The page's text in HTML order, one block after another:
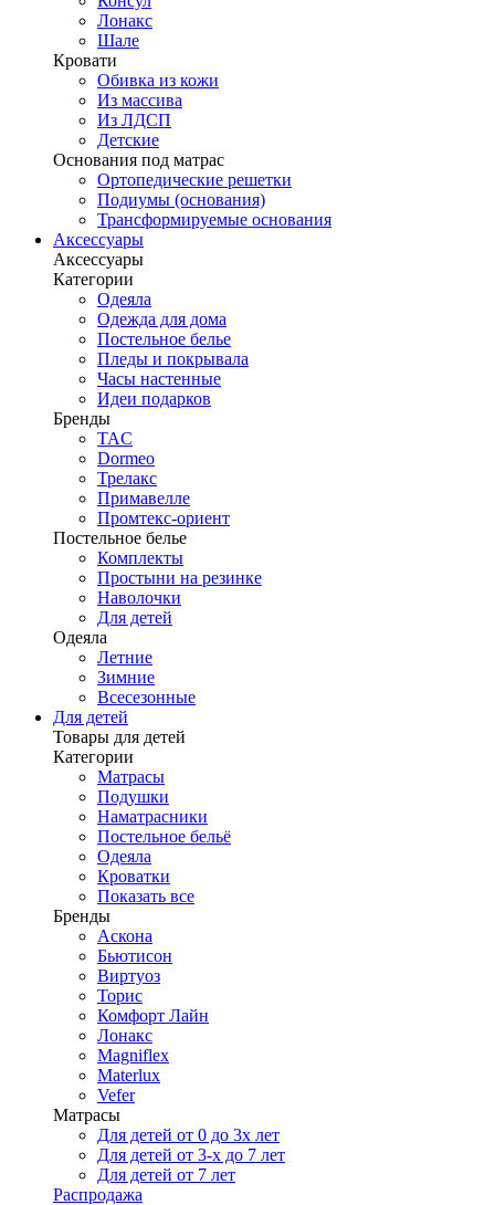
Лонакс
Шале
Кровати
Обивка из кожи
Из массива
Из ЛДСП
Детские
Основания под матрас
Ортопедические решетки
Подиумы (основания)
Трансформируемые основания
Аксессуары
Аксессуары
Категории
Одеяла
Одежда для дома
Постельное белье
Пледы и покрывала
Часы настенные
Идеи подарков
Бренды
TAC
Dormeo
Трелакс
Примавелле
Промтекс-ориент
Постельное белье
Комплекты
Простыни на резинке
Наволочки
Для детей
Одеяла
Летние
Зимние
Всесезонные
Для детей
Товары для детей
Категории
Матрасы
Подушки
Наматрасники
Постельное бельё
Одеяла
Кроватки
Показать все
Бренды
Аскона
Бьютисон
Виртуоз
Торис
Комфорт Лайн
Лонакс
Magniflex
Materlux
Vefer
Матрасы
Для детей от 0 до 3х лет
Для детей от 3-х до 7 лет
Для детей от 7 лет
Распродажа